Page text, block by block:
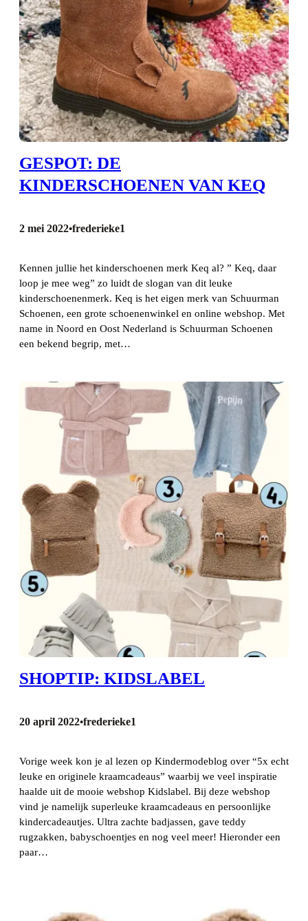
GESPOT: DE
KINDERSCHOENEN VAN KEQ
2 mei 2022•frederieke1
Kennen jullie het kinderschoenen merk Keq al? ” Keq, daar
loop je mee weg” zo luidt de slogan van dit leuke
kinderschoenenmerk. Keq is het eigen merk van Schuurman
Schoenen, een grote schoenenwinkel en online webshop. Met
name in Noord en Oost Nederland is Schuurman Schoenen
een bekend begrip, met…
SHOPTIP: KIDSLABEL
20 april 2022•frederieke1
Vorige week kon je al lezen op Kindermodeblog over “5x echt
leuke en originele kraamcadeaus” waarbij we veel inspiratie
haalde uit de mooie webshop Kidslabel. Bij deze webshop
vind je namelijk superleuke kraamcadeaus en persoonlijke
kindercadeautjes. Ultra zachte badjassen, gave teddy
rugzakken, babyschoentjes en nog veel meer! Hieronder een
paar…